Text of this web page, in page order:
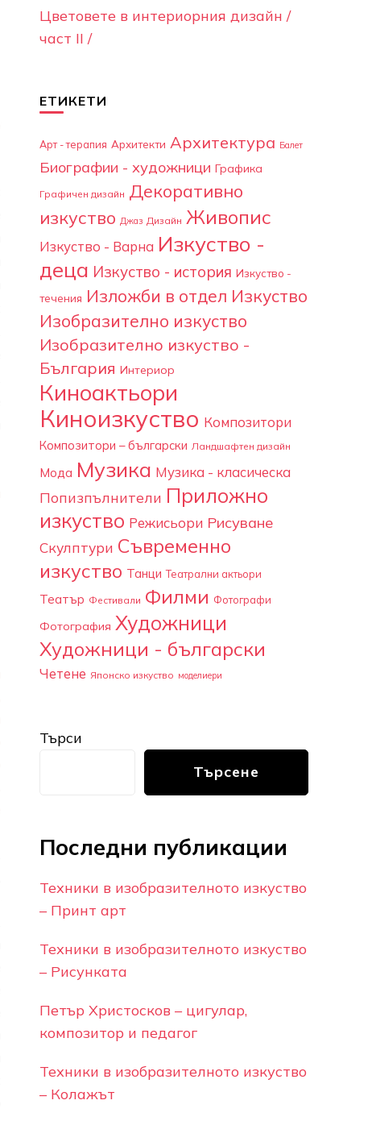
Цветовете в интериорния дизайн /
част II /
ЕТИКЕТИ
Арт - терапия Архитекти Архитектура Балет
Биографии - художници Графика
Графичен дизайн Декоративно
изкуство Джаз Дизайн Живопис
Изкуство - Варна Изкуство -
деца Изкуство - история Изкуство -
течения Изложби в отдел Изкуство
Изобразително изкуство
Изобразително изкуство -
България Интериор
Киноактьори
Киноизкуство Композитори
Композитори – български Ландшафтен дизайн
Мода Музика Музика - класическа
Попизпълнители Приложно
изкуство Режисьори Рисуване
Скулптури Съвременно
изкуство Танци Театрални актьори
Театър Фестивали Филми Фотографи
Фотография Художници
Художници - български
Четене Японско изкуство моделиери
Търси
Търсене
Последни публикации
Техники в изобразителното изкуство
– Принт арт
Техники в изобразителното изкуство
– Рисунката
Петър Христосков – цигулар,
композитор и педагог
Техники в изобразителното изкуство
– Колажът